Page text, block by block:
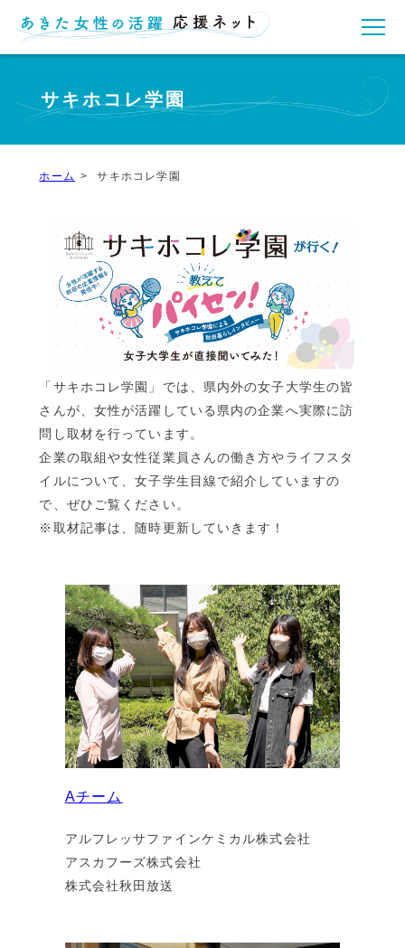
サキホコレ学園
ホーム サキホコレ学園
「サキホコレ学園」では、県内外の女子大学生の皆
さんが、女性が活躍している県内の企業へ実際に訪
問し取材を行っています。
企業の取組や女性従業員さんの働き方やライフスタ
イルについて、女子学生目線で紹介していますの
で、ぜひご覧ください。
※取材記事は、随時更新していきます！
Aチーム
アルフレッサファインケミカル株式会社
アスカフーズ株式会社
株式会社秋田放送